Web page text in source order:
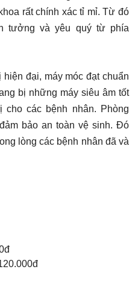
rất chính xác tỉ mỉ. Từ đó
tưởng và yêu quý từ phía
đại, máy móc đạt chuẩn
bị những máy siêu âm tốt
các bệnh nhân. Phòng
bảo an toàn vệ sinh. Đó
lòng các bệnh nhân đã và